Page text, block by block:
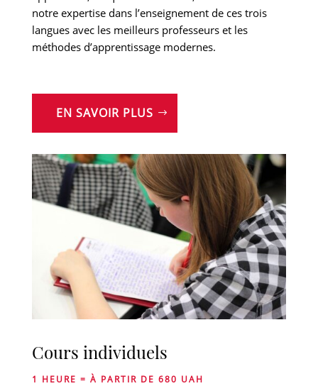
notre expertise dans l’enseignement de ces trois
langues avec les meilleurs professeurs et les
méthodes d’apprentissage modernes.
EN SAVOIR PLUS
Cours individuels
1 HEURE = À PARTIR DE 680 UAH